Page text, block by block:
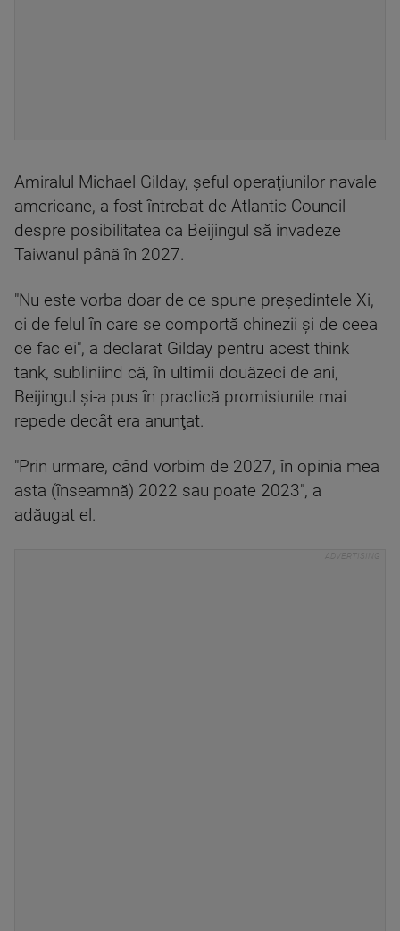
Amiralul Michael Gilday, şeful operaţiunilor navale
americane, a fost întrebat de Atlantic Council
despre posibilitatea ca Beijingul să invadeze
Taiwanul până în 2027.
"Nu este vorba doar de ce spune preşedintele Xi,
ci de felul în care se comportă chinezii şi de ceea
ce fac ei", a declarat Gilday pentru acest think
tank, subliniind că, în ultimii douăzeci de ani,
Beijingul şi-a pus în practică promisiunile mai
repede decât era anunţat.
"Prin urmare, când vorbim de 2027, în opinia mea
asta (înseamnă) 2022 sau poate 2023", a
adăugat el.